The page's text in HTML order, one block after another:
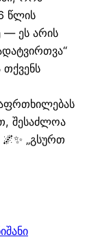
წლის
— ეს არის
თქვენს
შესაძლოა
„გსურთ